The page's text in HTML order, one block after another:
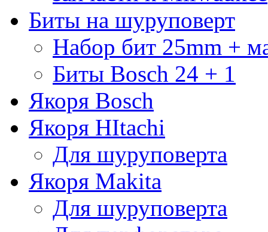
Биты на шуруповерт
Набор бит 25mm +
Биты Bosch 24 + 1
Якоря Bosch
Якоря HItachi
Для шуруповерта
Якоря Makita
Для шуруповерта